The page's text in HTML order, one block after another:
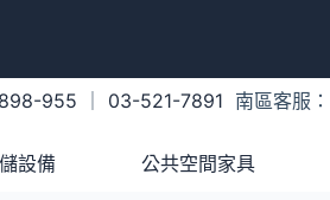
955 03-521-7891 南區客服：
設備 公共空間家具